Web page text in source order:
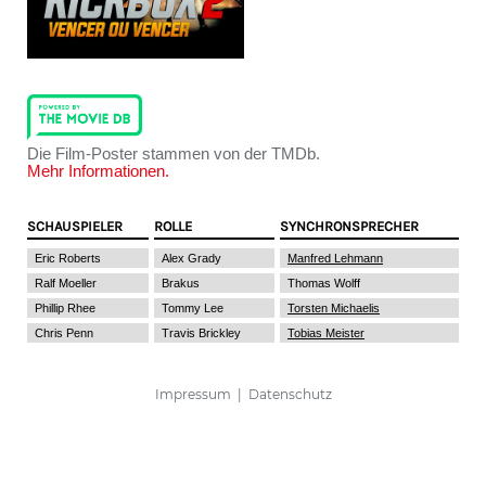
Die Film-Poster stammen von der TMDb.
Mehr Informationen.
SCHAUSPIELER ROLLE SYNCHRONSPRECHER
Eric Roberts Alex Grady
Manfred Lehmann
Ralf Moeller
Brakus
Thomas Wolff
Phillip Rhee
Tommy Lee
Torsten Michaelis
Chris Penn
Travis Brickley Tobias Meister
Impressum Datenschutz